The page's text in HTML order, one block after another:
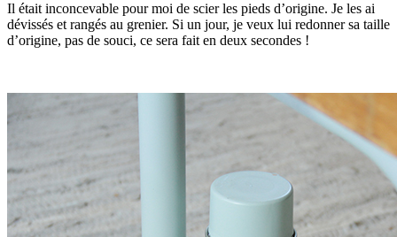
Il était inconcevable pour moi de scier les pieds d’origine. Je les ai
dévissés et rangés au grenier. Si un jour, je veux lui redonner sa taille
d’origine, pas de souci, ce sera fait en deux secondes !